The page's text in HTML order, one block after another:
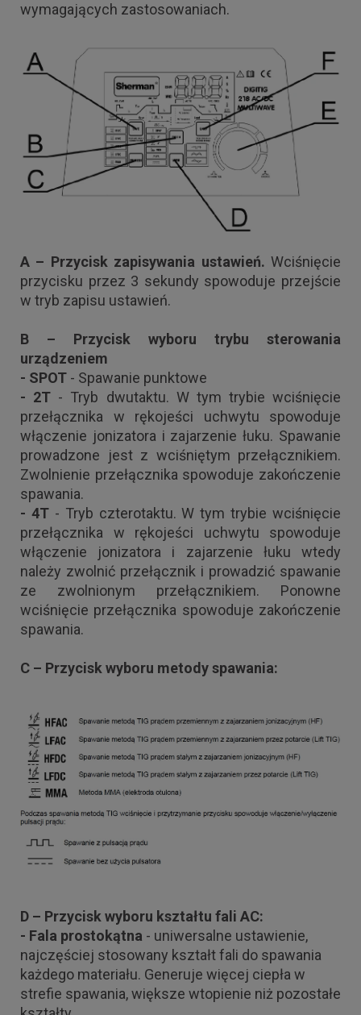
wymagających zastosowaniach.
A – Przycisk zapisywania ustawień. Wciśnięcie
przycisku przez 3 sekundy spowoduje przejście
w tryb zapisu ustawień.
B – Przycisk wyboru trybu sterowania
urządzeniem
- SPOT - Spawanie punktowe
- 2T - Tryb dwutaktu. W tym trybie wciśnięcie
przełącznika w rękojeści uchwytu spowoduje
włączenie jonizatora i zajarzenie łuku. Spawanie
prowadzone jest z wciśniętym przełącznikiem.
Zwolnienie przełącznika spowoduje zakończenie
spawania.
- 4T- Tryb czterotaktu. W tym trybie wciśnięcie
przełącznika w rękojeści uchwytu spowoduje
włączenie jonizatora i zajarzenie łuku wtedy
należy zwolnić przełącznik i prowadzić spawanie
ze zwolnionym przełącznikiem. Ponowne
wciśnięcie przełącznika spowoduje zakończenie
spawania.
C – Przycisk wyboru metody spawania:
D – Przycisk wyboru kształtu fali AC:
- Fala prostokątna - uniwersalne ustawienie,
najczęściej stosowany kształt fali do spawania
każdego materiału. Generuje więcej ciepła w
strefie spawania, większe wtopienie niż pozostałe